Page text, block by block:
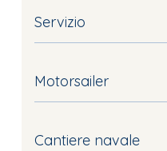
Servizio
Motorsailer
Cantiere navale